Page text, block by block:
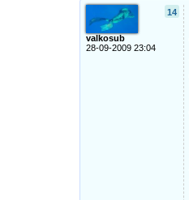
14
valkosub
28-09-2009 23:04